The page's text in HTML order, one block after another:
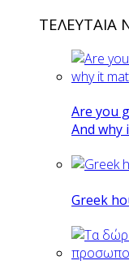
ΤΕΛΕΥΤΑΙΑ
Are you
And why
Greek